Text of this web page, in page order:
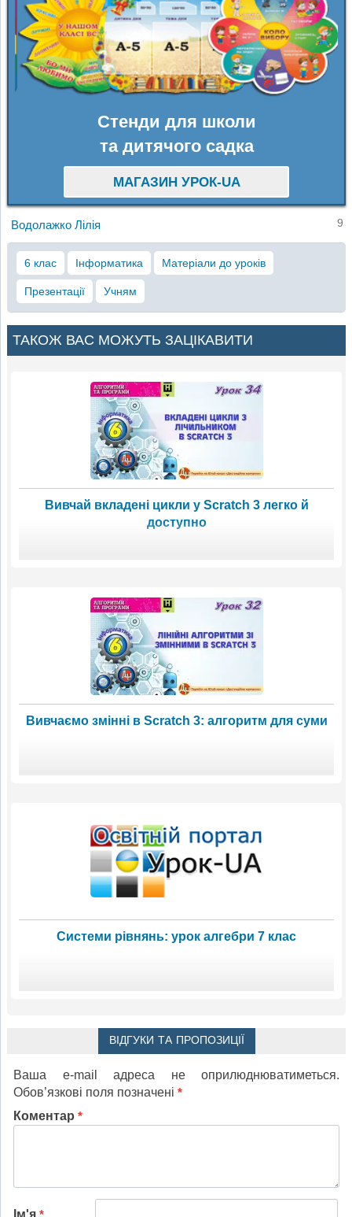
Стенди для школи
та дитячого садка
МАГАЗИН УРОК-UA
Водолажко Лілія 9
6 клас Інформатика Матеріали до уроків
Презентації Учням
ТАКОЖ ВАС МОЖУТЬ ЗАЦІКАВИТИ
Вивчай вкладені цикли у Scratch 3 легко й
доступно
Вивчаємо змінні в Scratch 3: алгоритм для суми
Системи рівнянь: урок алгебри 7 клас
ВІДГУКИ ТА ПРОПОЗИЦІЇ
Ваша e-mail адреса не оприлюднюватиметься.
Обов’язкові поля позначені *
Коментар *
Ім'я *